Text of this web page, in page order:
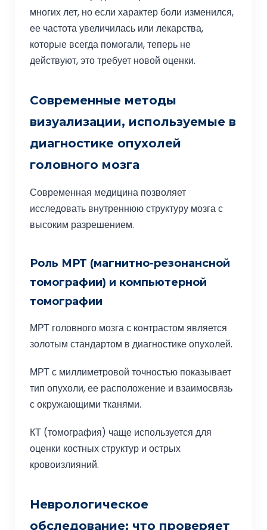
многих лет, но если характер боли изменился,
ее частота увеличилась или лекарства,
которые всегда помогали, теперь не
действуют, это требует новой оценки.
Современные методы
визуализации, используемые в
диагностике опухолей
головного мозга
Современная медицина позволяет
исследовать внутреннюю структуру мозга с
высоким разрешением.
Роль МРТ (магнитно-резонансной
томографии) и компьютерной
томографии
МРТ головного мозга с контрастом является
золотым стандартом в диагностике опухолей.
МРТ с миллиметровой точностью показывает
тип опухоли, ее расположение и взаимосвязь
с окружающими тканями.
КТ (томография) чаще используется для
оценки костных структур и острых
кровоизлияний.
Неврологическое
обследование: что проверяет